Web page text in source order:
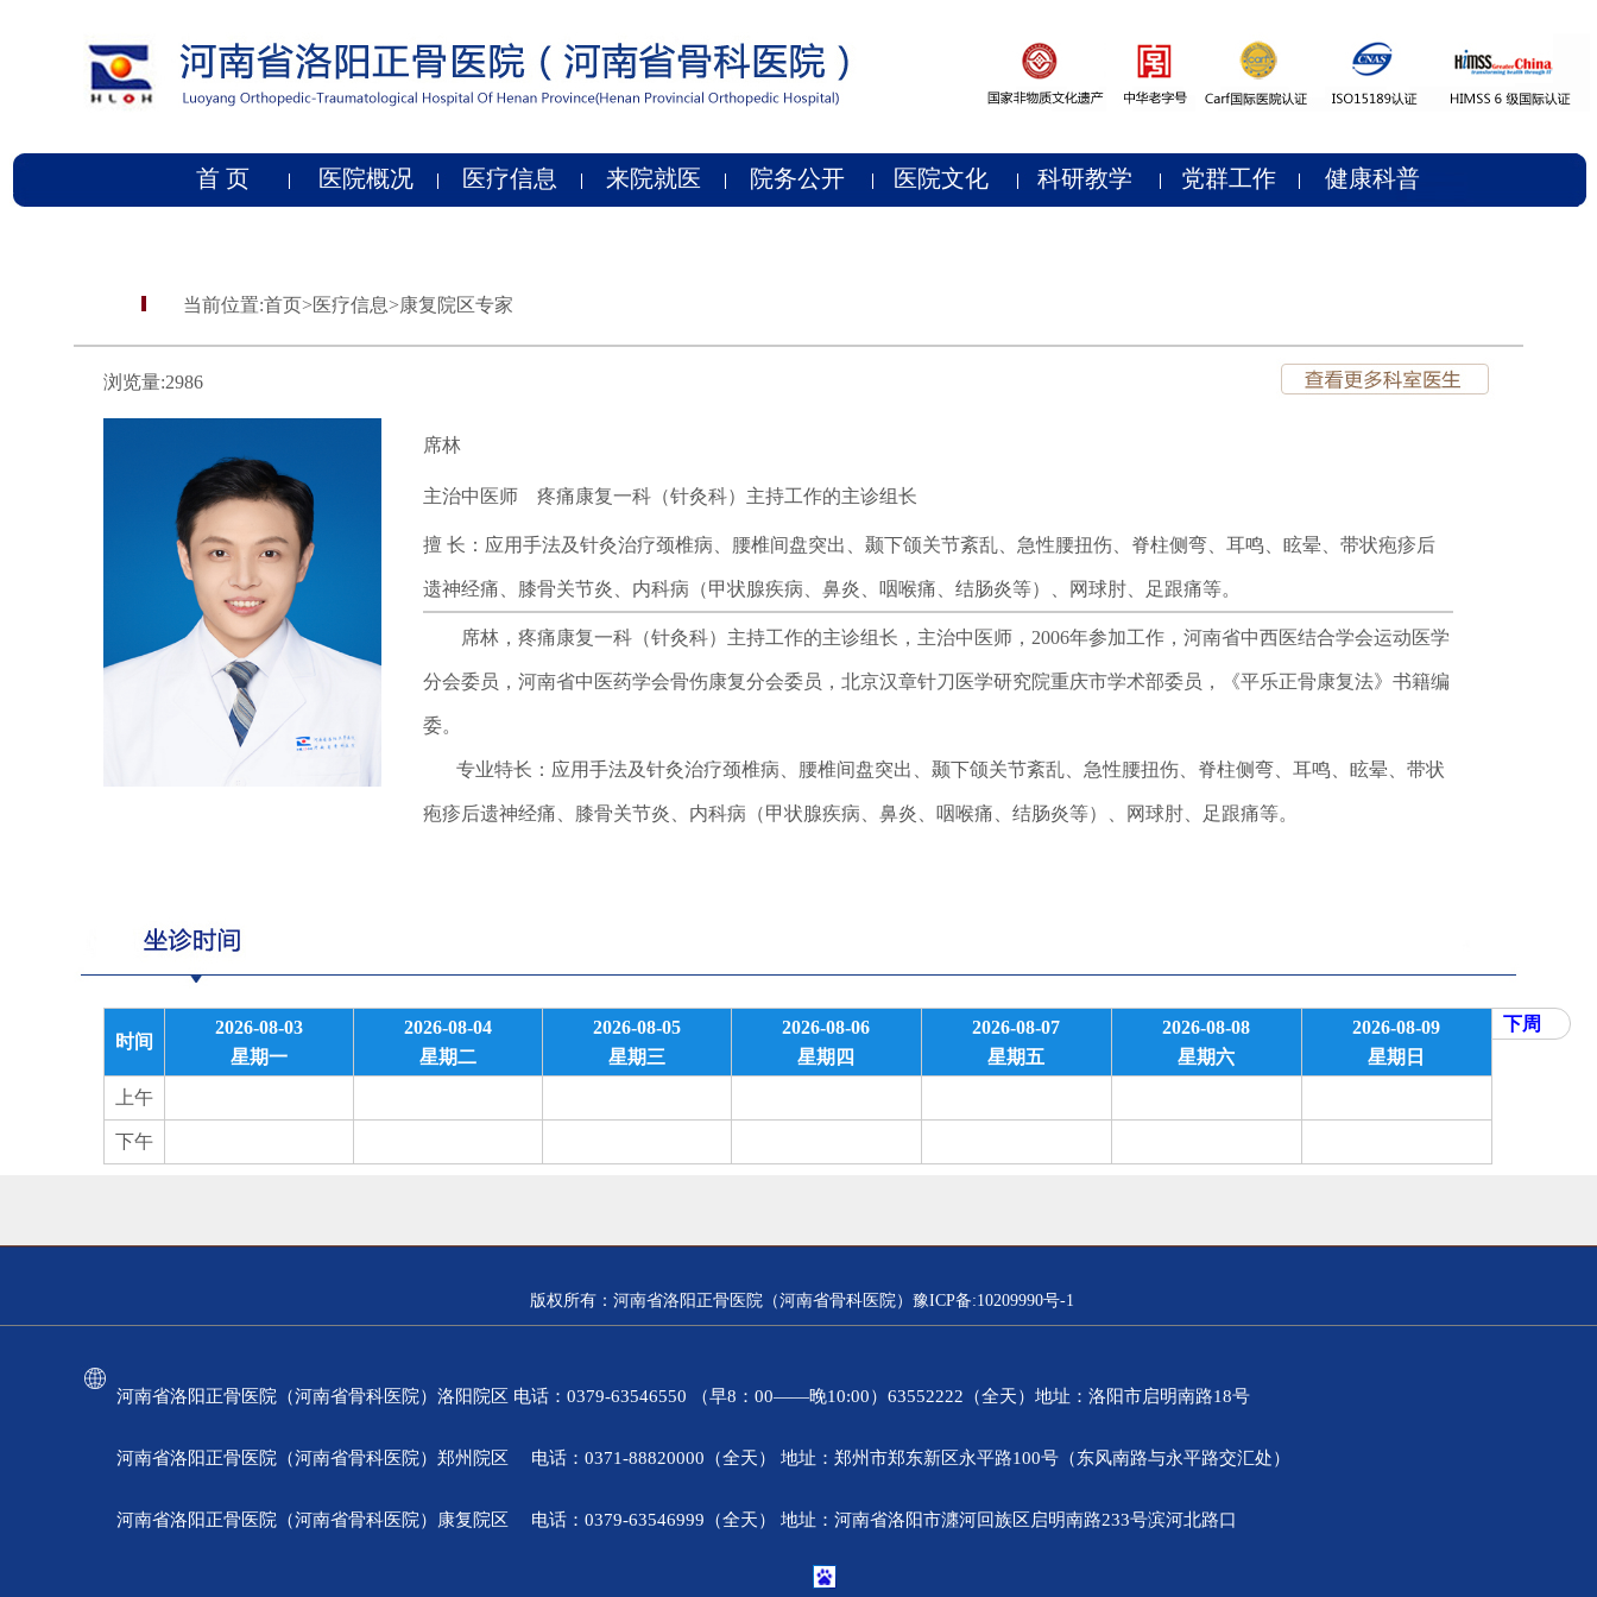
首 页 医院概况 医疗信息 来院就医 院务公开 医院文化 科研教学 党群工作 健康科普
当前位置:首页>医疗信息>康复院区专家
浏览量:2986
席林
主治中医师疼痛康复一科（针灸科）主持工作的主诊组长
擅 长：应用手法及针灸治疗颈椎病、腰椎间盘突出、颞下颌关节紊乱、急性腰扭伤、脊柱侧弯、耳鸣、眩晕、带状疱疹后
遗神经痛、膝骨关节炎、内科病（甲状腺疾病、鼻炎、咽喉痛、结肠炎等）、网球肘、足跟痛等。
席林，疼痛康复一科（针灸科）主持工作的主诊组长，主治中医师，2006年参加工作，河南省中西医结合学会运动医学
分会委员，河南省中医药学会骨伤康复分会委员，北京汉章针刀医学研究院重庆市学术部委员，《平乐正骨康复法》书籍编
委。
专业特长：应用手法及针灸治疗颈椎病、腰椎间盘突出、颞下颌关节紊乱、急性腰扭伤、脊柱侧弯、耳鸣、眩晕、带状
疱疹后遗神经痛、膝骨关节炎、内科病（甲状腺疾病、鼻炎、咽喉痛、结肠炎等）、网球肘、足跟痛等。
时间
2026-08-03
星期一
2026-08-04
星期二
2026-08-05
星期三
2026-08-06
星期四
2026-08-07
星期五
2026-08-08
星期六
2026-08-09
星期日
下周
上午
下午
版权所有：河南省洛阳正骨医院（河南省骨科医院）豫ICP备:10209990号-1
河南省洛阳正骨医院（河南省骨科医院）洛阳院区 电话：0379-63546550 （早8：00——晚10:00）63552222（全天）地址：洛阳市启明南路18号
河南省洛阳正骨医院（河南省骨科医院）郑州院区 电话：0371-88820000（全天） 地址：郑州市郑东新区永平路100号（东风南路与永平路交汇处）
河南省洛阳正骨医院（河南省骨科医院）康复院区 电话：0379-63546999（全天） 地址：河南省洛阳市瀍河回族区启明南路233号滨河北路口